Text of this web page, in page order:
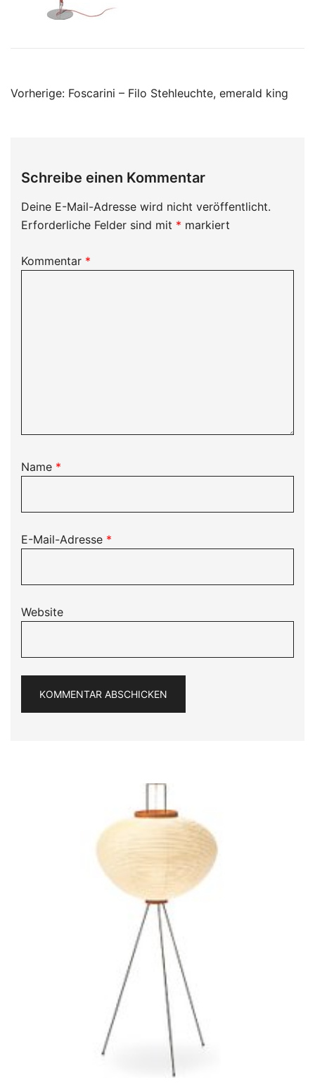
Beitragsnavigation
Vorherige: Foscarini – Filo Stehleuchte, emerald king
Schreibe einen Kommentar
Deine E-Mail-Adresse wird nicht veröffentlicht.
Erforderliche Felder sind mit * markiert
Kommentar *
Name *
E-Mail-Adresse *
Website